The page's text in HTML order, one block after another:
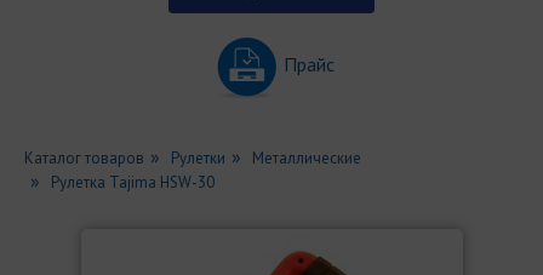
Прайс
Каталог товаров Рулетки
Металлические
Рулетка Tajima HSW-30